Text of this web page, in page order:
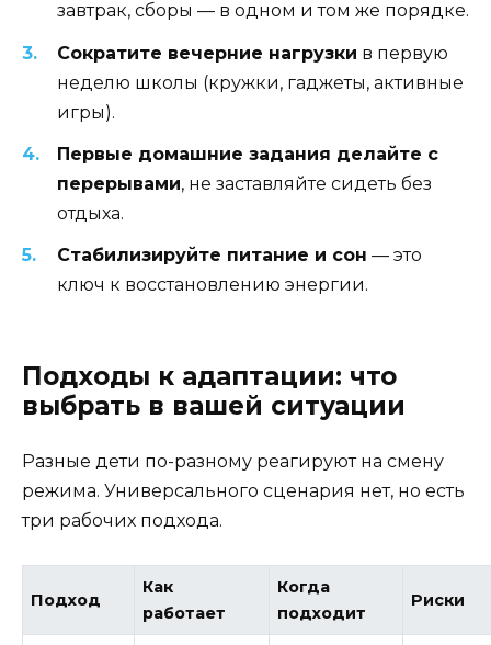
завтрак, сборы — в одном и том же порядке.
Сократите вечерние нагрузки в первую
неделю школы (кружки, гаджеты, активные
игры).
Первые домашние задания делайте с
перерывами, не заставляйте сидеть без
отдыха.
Стабилизируйте питание и сон — это
ключ к восстановлению энергии.
Подходы к адаптации: что
выбрать в вашей ситуации
Разные дети по-разному реагируют на смену
режима. Универсального сценария нет, но есть
три рабочих подхода.
Подход
Как
работает
Когда
подходит
Риски